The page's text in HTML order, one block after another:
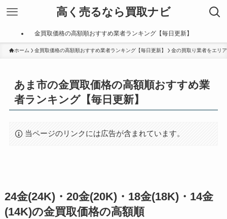
高く売るなら買取ナビ
金買取価格の高額順おすすめ業者ランキング【毎日更新】
ホーム 金買取価格の高額順おすすめ業者ランキング【毎日更新】 金の買取り業者をエリ
あま市の金買取価格の高額順おすすめ業
者ランキング【毎日更新】
当ページのリンクには広告が含まれています。
24金(24K)・20金(20K)・18金(18K)・14金
(14K)の金買取価格の高額順